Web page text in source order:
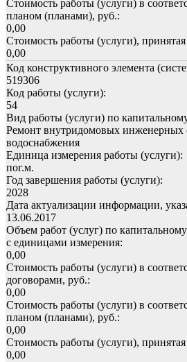
Стоимость работы (услуги) в
планом (планами), руб.:
0,00
Стоимость работы (услуги),
0,00
Код конструктивного элемента
519306
Код работы (услуги):
54
Вид работы (услуги) по
Ремонт внутридомовых инженерных
водоснабжения
Единица измерения работы (услуги):
пог.м.
Год завершения работы (услуги):
2028
Дата актуализации информации,
13.06.2017
Объем работ (услуг) по
с единицами измерения:
0,00
Стоимость работы (услуги) в
договорами, руб.:
0,00
Стоимость работы (услуги) в
планом (планами), руб.:
0,00
Стоимость работы (услуги),
0,00